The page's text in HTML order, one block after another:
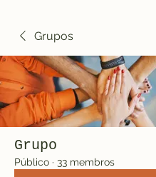
Grupos
Grupo
Público · 33 membros